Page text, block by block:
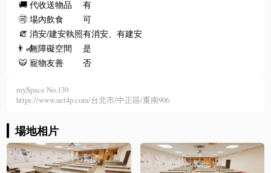
🚚 代收送物品
有
🉑 場內飲食
可
🧯 消安/建安執照有消安、有建安
👨‍🦽無障礙空間
是
🐯 寵物友善 否
mySpace No.139
https://www.net4p.com/台北市/中正區/重南906
場地相片